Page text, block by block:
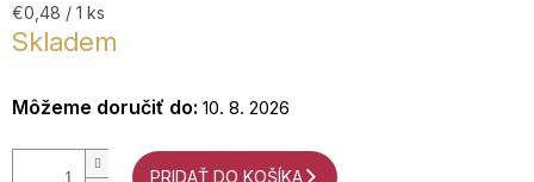
Jednotková
cena:
€0,48 / 1 ks
Skladem
Môžeme doručiť do: 10. 8. 2026
PRIDAŤ DO KOŠÍKA